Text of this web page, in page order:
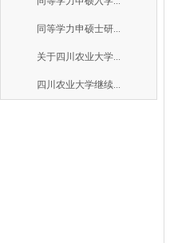
同等学力申硕士研...
关于四川农业大学...
四川农业大学继续...